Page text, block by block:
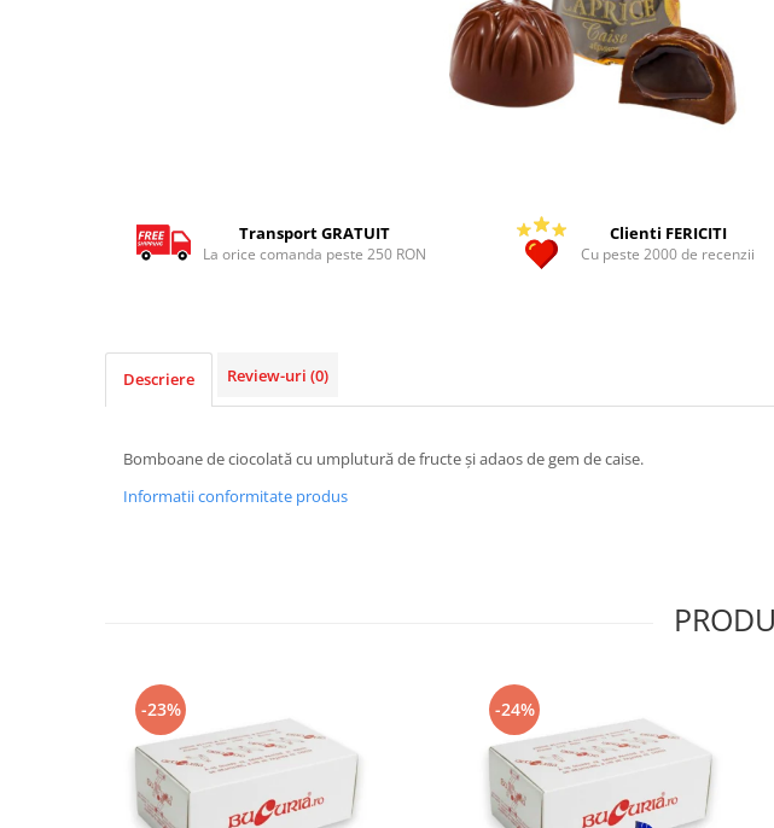
Transport GRATUIT
La orice comanda peste 250 RON
Clienti FERICITI
Cu peste 2000 de recenzii
Descriere Review-uri (0)
Bomboane de ciocolată cu umplutură de fructe și adaos de gem de caise.
Informatii conformitate produs
-23% -24%